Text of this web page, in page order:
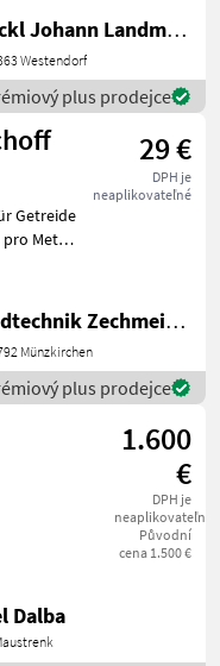
Stöckl Johann Landmaschinen GesmbH & Co KG
Westendorf
plus prodejce
29 €
DPH je
neaplikovateľné
Getreide
pro Meter
Landtechnik Zechmeister GmbH & Co KG
Münzkirchen
plus prodejce
1.600
€
DPH je
neaplikovateľné
Původní
cena 1.500 €
Dalba